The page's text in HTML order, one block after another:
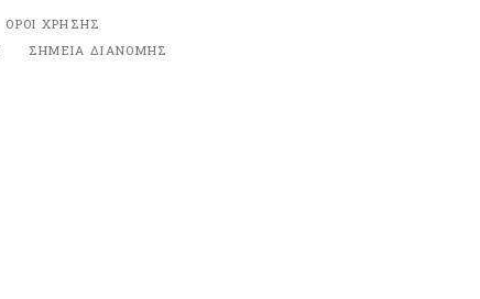
ΟΡΟΙ ΧΡΗΣΗΣ
ΣΗΜΕΙΑ ΔΙΑΝΟΜΗΣ